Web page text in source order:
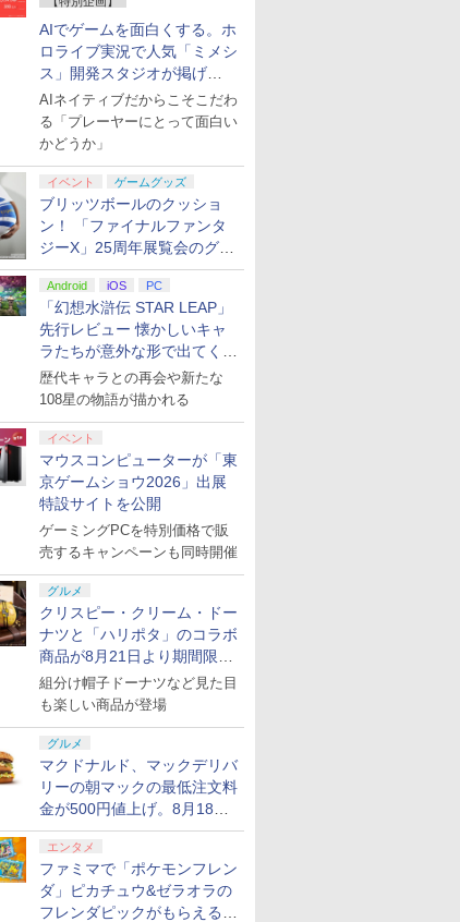
AIでゲームを面白くする。ホ
ロライブ実況で人気「ミメシ
ス」開発スタジオが掲げ
る“AI活用の信念”とは？【講
演レポート】
AIネイティブだからこそこだわ
る「プレーヤーにとって面白い
かどうか」
イベント ゲームグッズ
ブリッツボールのクッショ
ン！ 「ファイナルファンタ
ジーX」25周年展覧会のグッ
ズ情報が公開
Android iOS PC
「幻想水滸伝 STAR LEAP」
先行レビュー 懐かしいキャ
ラたちが意外な形で出てくる
シリーズ完全新作！
歴代キャラとの再会や新たな
108星の物語が描かれる
イベント
マウスコンピューターが「東
京ゲームショウ2026」出展
特設サイトを公開
ゲーミングPCを特別価格で販
売するキャンペーンも同時開催
グルメ
クリスピー・クリーム・ドー
ナツと「ハリポタ」のコラボ
商品が8月21日より期間限定
で発売
組分け帽子ドーナツなど見た目
も楽しい商品が登場
グルメ
マクドナルド、マックデリバ
リーの朝マックの最低注文料
金が500円値上げ。8月18日
より1,500円から受付
エンタメ
ファミマで「ポケモンフレン
ダ」ピカチュウ&ゼラオラの
フレンダピックがもらえるキ